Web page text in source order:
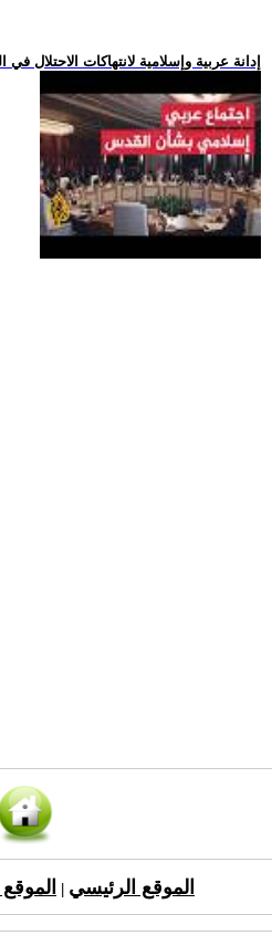
.. إدانة عربية وإسلامية لانتهاكات الاحتلال
الموقع الرئيسي